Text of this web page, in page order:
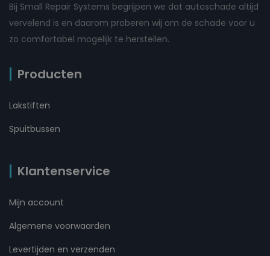
Bij Small Repair Systems begrijpen we dat autoschade altijd
vervelend is en daarom proberen wij om de schade voor u
zo comfortabel mogelijk te herstellen.
Producten
Lakstiften
Spuitbussen
Klantenservice
Mijn account
Algemene voorwaarden
Levertijden en verzenden